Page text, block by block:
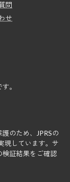
問
せ
。
のため、JPRSの
現しています。サ
検証結果をご確認